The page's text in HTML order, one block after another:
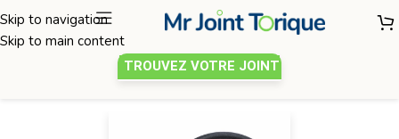
Skip to navigation
Skip to main content
TROUVEZ VOTRE JOINT